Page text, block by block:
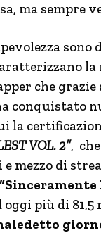
ma sempre
sono
la
che grazie
conquistato
la
VOL. 2”,
mezzo di
“Sinceramente
oggi più di 81,5